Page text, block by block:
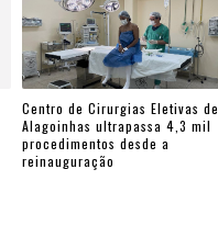
Centro de Cirurgias Eletivas de
Alagoinhas ultrapassa 4,3 mil
procedimentos desde a
reinauguração